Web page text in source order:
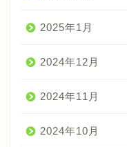
2025年1月
2024年12月
2024年11月
2024年10月